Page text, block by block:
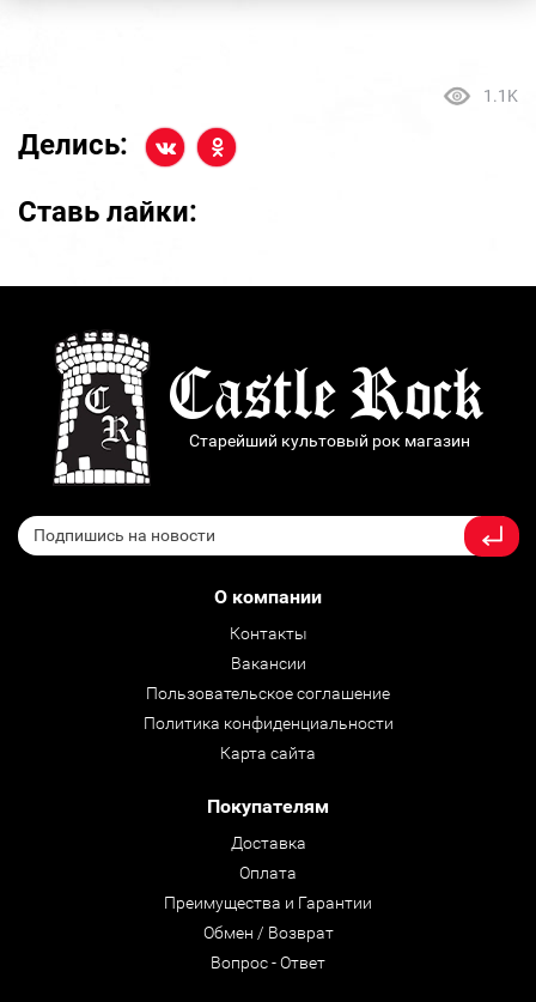
1.1K
Делись:
Ставь лайки:
Старейший культовый рок магазин
О компании
Контакты
Вакансии
Пользовательское соглашение
Политика конфиденциальности
Карта сайта
Покупателям
Доставка
Оплата
Преимущества и Гарантии
Обмен / Возврат
Вопрос - Ответ